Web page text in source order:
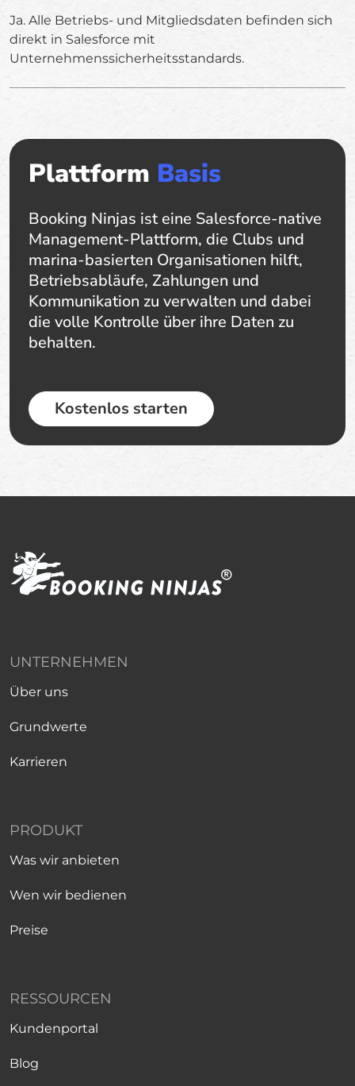
Ja. Alle Betriebs- und Mitgliedsdaten befinden sich
direkt in Salesforce mit
Unternehmenssicherheitsstandards.
Plattform Basis
Booking Ninjas ist eine Salesforce-native
Management-Plattform, die Clubs und
marina-basierten Organisationen hilft,
Betriebsabläufe, Zahlungen und
Kommunikation zu verwalten und dabei
die volle Kontrolle über ihre Daten zu
behalten.
Kostenlos starten
UNTERNEHMEN
Über uns
Grundwerte
Karrieren
PRODUKT
Was wir anbieten
Wen wir bedienen
Preise
RESSOURCEN
Kundenportal
Blog